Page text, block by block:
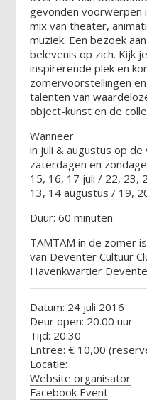
gevonden voorwerpen
mix van theater,
muziek. Een bezoek
belevenis op zich. Kijk
inspirerende plek en
zomervoorstellingen
talenten van
object-kunst en de
Wanneer
in juli & augustus op
zaterdagen en
15, 16, 17 juli / 22, 23,
13, 14 augustus / 19,
Duur: 60 minuten
TAMTAM in de zomer
van Deventer Cultuur
Havenkwartier
Datum: 24 juli 2016
Deur open: 20.00 uur
Tijd: 20:30
Entree: € 10,00 (
Locatie:
Website organisator
Facebook Event